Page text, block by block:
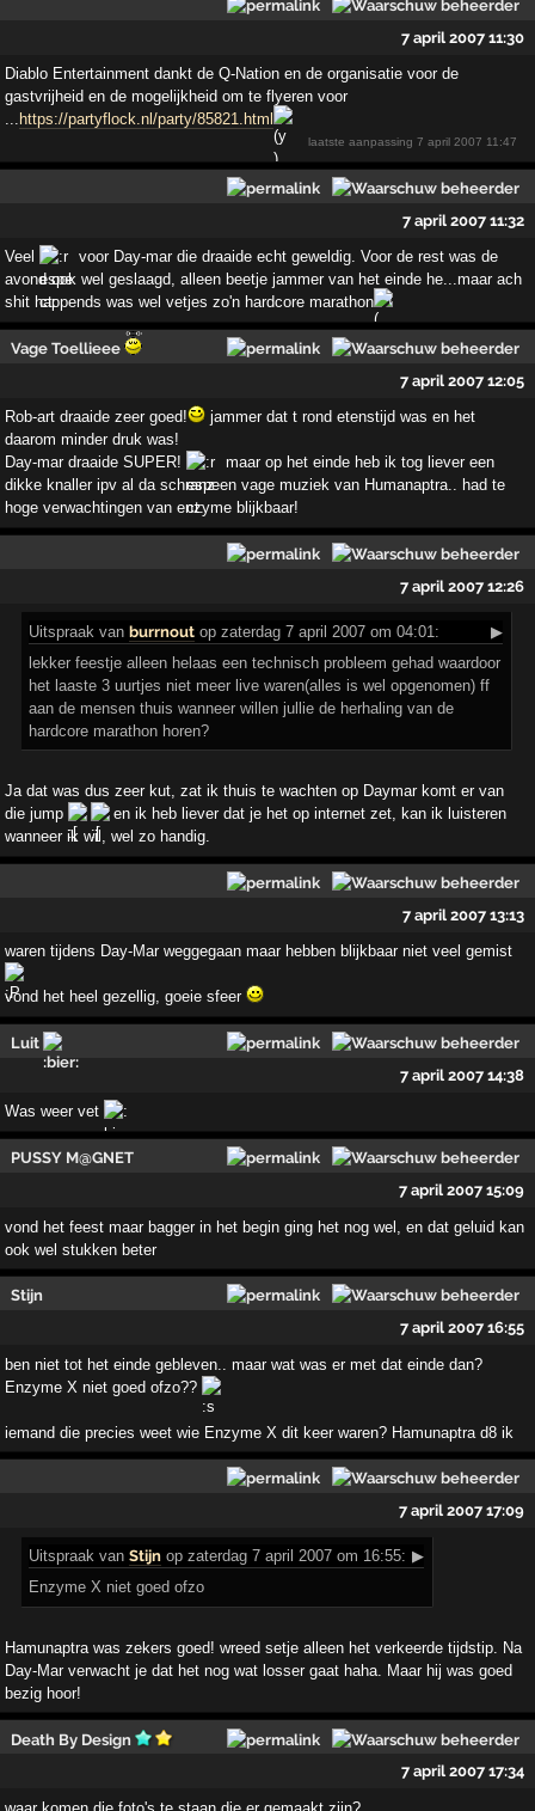
7 april 2007 11:30
Diablo Entertainment dankt de Q-Nation en de organisatie voor de
gastvrijheid en de mogelijkheid om te flyeren voor
... https://partyflock.nl/party/85821.html
laatste aanpassing7 april 2007 11:47
7 april 2007 11:32
Veel
voor Day-mar die draaide echt geweldig. Voor de rest was de
avond ook wel geslaagd, alleen beetje jammer van het einde he...maar ach
shit happends was wel vetjes zo'n hardcore marathon
!
Vage Toellieee
7 april 2007 12:05
Rob-art draaide zeer goed!
jammer dat t rond etenstijd was en het
daarom minder druk was!
Day-mar draaide SUPER!
maar op het einde heb ik tog liever een
dikke knaller ipv al da schranz en vage muziek van Humanaptra.. had te
hoge verwachtingen van enzyme blijkbaar!
7 april 2007 12:26
Uitspraak vanburrnout op zaterdag 7 april 2007 om 04:01:
▶
lekker feestje alleen helaas een technisch probleem gehad waardoor
het laaste 3 uurtjes niet meer live waren(alles is wel opgenomen) ff
aan de mensen thuis wanneer willen jullie de herhaling van de
hardcore marathon horen?
Ja dat was dus zeer kut, zat ik thuis te wachten op Daymar komt er van
die jump
en ik heb liever dat je het op internet zet, kan ik luisteren
wanneer ik wil, wel zo handig.
7 april 2007 13:13
waren tijdens Day-Mar weggegaan maar hebben blijkbaar niet veel gemist
vond het heel gezellig, goeie sfeer
Luit
7 april 2007 14:38
Was weer vet
PUSSY M@GNET
7 april 2007 15:09
vond het feest maar bagger in het begin ging het nog wel, en dat geluid kan
ook wel stukken beter
Stijn
7 april 2007 16:55
ben niet tot het einde gebleven.. maar wat was er met dat einde dan?
Enzyme X niet goed ofzo??
iemand die precies weet wie Enzyme X dit keer waren? Hamunaptra d8 ik
7 april 2007 17:09
Uitspraak vanStijn op zaterdag 7 april 2007 om 16:55: ▶
Enzyme X niet goed ofzo
Hamunaptra was zekers goed! wreed setje alleen het verkeerde tijdstip. Na
Day-Mar verwacht je dat het nog wat losser gaat haha. Maar hij was goed
bezig hoor!
Death By Design
7 april 2007 17:34